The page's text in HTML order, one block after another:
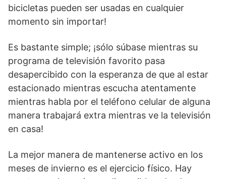
bicicletas pueden ser usadas en cualquier
momento sin importar!
Es bastante simple; ¡sólo súbase mientras su
programa de televisión favorito pasa
desapercibido con la esperanza de que al estar
estacionado mientras escucha atentamente
mientras habla por el teléfono celular de alguna
manera trabajará extra mientras ve la televisión
en casa!
La mejor manera de mantenerse activo en los
meses de invierno es el ejercicio físico. Hay